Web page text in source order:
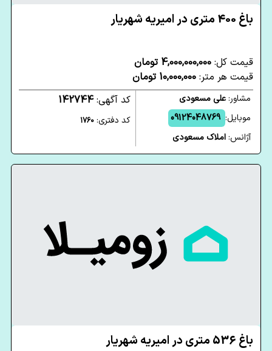
باغ 400 متری در امیریه شهریار
قیمت کل: 4,000,000,000 تومان
قیمت هر متر: 10,000,000 تومان
مشاور:علی مسعودی
موبایل: 09124048769
آژانس:املاک مسعودی
کد آگهی: 142744
کد دفتری: 1760
باغ 536 متری در امیریه شهریار